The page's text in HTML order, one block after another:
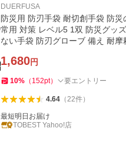
DUERFUSA
防災用 防刃手袋 耐切創手袋 防災
常用 対策 レベル5 1双 防災グッ
ない手袋 防刃グローブ 備え 耐摩
1,680円
10% （ 152pt） 要エントリー
4.64（22件）
最短明日お届け
TOBEST Yahoo!店